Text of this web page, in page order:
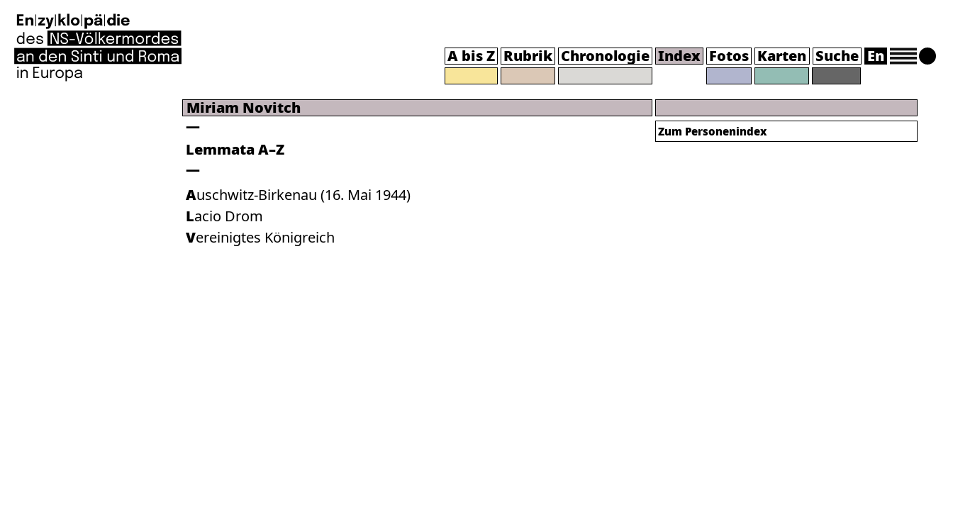
A bis Z Rubrik Chronologie Index Fotos Karten Suche En
Miriam Novitch
Lemmata A–Z
Auschwitz-Birkenau (16. Mai 1944)
Lacio Drom
Vereinigtes Königreich
Zum Personenindex